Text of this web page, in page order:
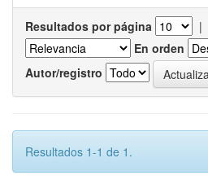
Resultados por página |
En orden
Autor/registro
Resultados 1-1 de 1.